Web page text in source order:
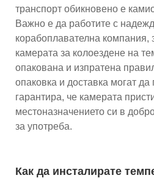
транспорт обикновено е
Важно е да работите с
корабоплавателна компания,
камерата за колоездене на
опакована и изпратена
опаковка и доставка могат да
гарантира, че камерата
местоназначението си в
за употреба.
Как да инсталирате